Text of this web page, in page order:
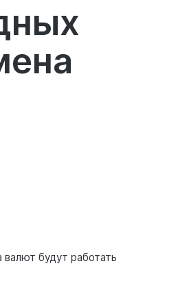
будут работать